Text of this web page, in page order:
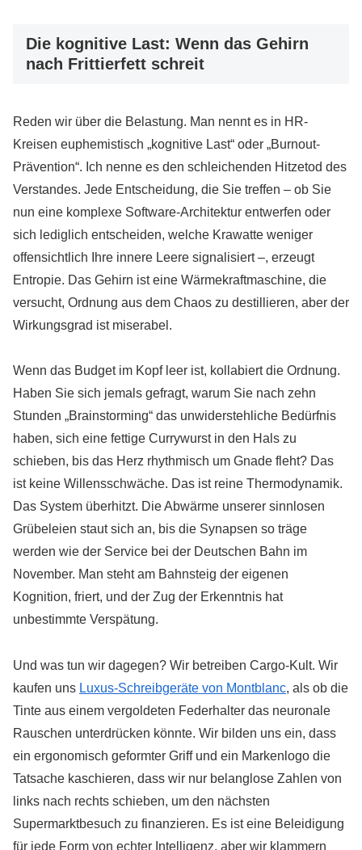
Die kognitive Last: Wenn das Gehirn
nach Frittierfett schreit
Reden wir über die Belastung. Man nennt es in HR-
Kreisen euphemistisch „kognitive Last“ oder „Burnout-
Prävention“. Ich nenne es den schleichenden Hitzetod des
Verstandes. Jede Entscheidung, die Sie treffen – ob Sie
nun eine komplexe Software-Architektur entwerfen oder
sich lediglich entscheiden, welche Krawatte weniger
offensichtlich Ihre innere Leere signalisiert –, erzeugt
Entropie. Das Gehirn ist eine Wärmekraftmaschine, die
versucht, Ordnung aus dem Chaos zu destillieren, aber der
Wirkungsgrad ist miserabel.
Wenn das Budget im Kopf leer ist, kollabiert die Ordnung.
Haben Sie sich jemals gefragt, warum Sie nach zehn
Stunden „Brainstorming“ das unwiderstehliche Bedürfnis
haben, sich eine fettige Currywurst in den Hals zu
schieben, bis das Herz rhythmisch um Gnade fleht? Das
ist keine Willensschwäche. Das ist reine Thermodynamik.
Das System überhitzt. Die Abwärme unserer sinnlosen
Grübeleien staut sich an, bis die Synapsen so träge
werden wie der Service bei der Deutschen Bahn im
November. Man steht am Bahnsteig der eigenen
Kognition, friert, und der Zug der Erkenntnis hat
unbestimmte Verspätung.
Und was tun wir dagegen? Wir betreiben Cargo-Kult. Wir
kaufen uns Luxus-Schreibgeräte von Montblanc, als ob die
Tinte aus einem vergoldeten Federhalter das neuronale
Rauschen unterdrücken könnte. Wir bilden uns ein, dass
ein ergonomisch geformter Griff und ein Markenlogo die
Tatsache kaschieren, dass wir nur belanglose Zahlen von
links nach rechts schieben, um den nächsten
Supermarktbesuch zu finanzieren. Es ist eine Beleidigung
für jede Form von echter Intelligenz, aber wir klammern